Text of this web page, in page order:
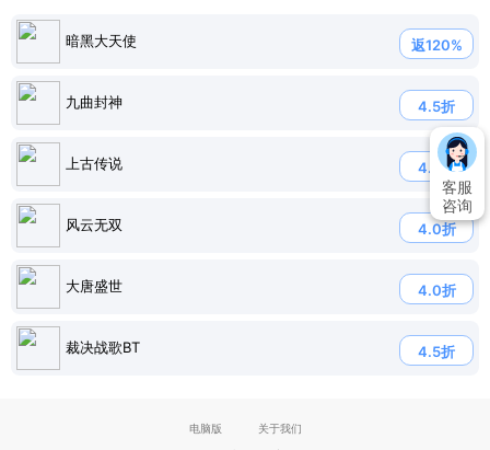
暗黑大天使 返120%
九曲封神 4.5折
上古传说 4.5折
风云无双 4.0折
大唐盛世 4.0折
裁决战歌BT 4.5折
客服
咨询
电脑版
关于我们